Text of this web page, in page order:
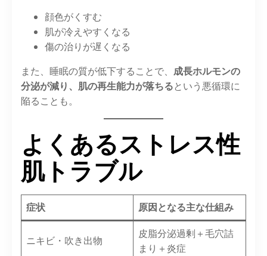
顔色がくすむ
肌が冷えやすくなる
傷の治りが遅くなる
また、睡眠の質が低下することで、 成長ホルモンの
分泌が減り、肌の再生能力が落ちるという悪循環に
陥ることも。
よくあるストレス性
肌トラブル
症状 原因となる主な仕組み
ニキビ・吹き出物
皮脂分泌過剰＋毛穴詰
まり＋炎症